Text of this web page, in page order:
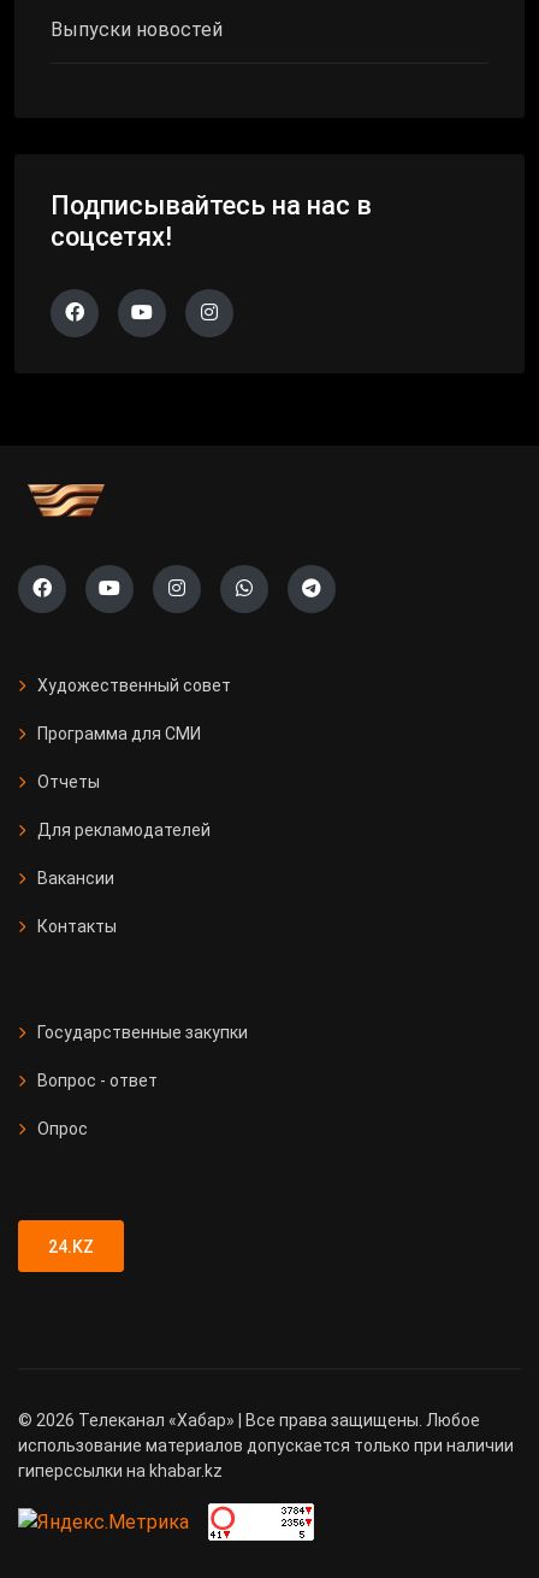
Выпуски новостей
Подписывайтесь на нас в
соцсетях!
Художественный совет
Программа для СМИ
Отчеты
Для рекламодателей
Вакансии
Контакты
Государственные закупки
Вопрос - ответ
Опрос
24.KZ
© 2026 Телеканал «Хабар» | Все права защищены. Любое
использование материалов допускается только при наличии
гиперссылки на khabar.kz